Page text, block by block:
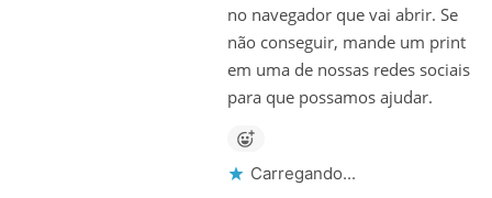
no navegador que vai abrir. Se
não conseguir, mande um print
em uma de nossas redes sociais
para que possamos ajudar.
Carregando...